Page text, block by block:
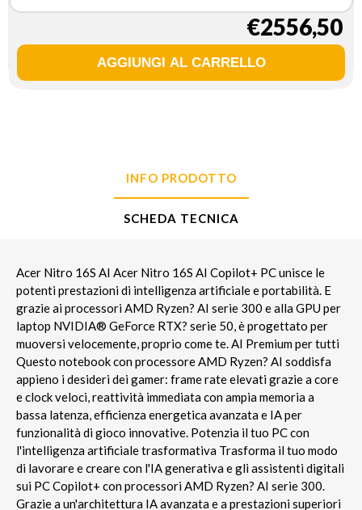
€2556,50
INFO PRODOTTO
SCHEDA TECNICA
Acer Nitro 16S AI Acer Nitro 16S AI Copilot+ PC unisce le
potenti prestazioni di intelligenza artificiale e portabilità. E
grazie ai processori AMD Ryzen? AI serie 300 e alla GPU per
laptop NVIDIA® GeForce RTX? serie 50, è progettato per
muoversi velocemente, proprio come te. AI Premium per tutti
Questo notebook con processore AMD Ryzen? AI soddisfa
appieno i desideri dei gamer: frame rate elevati grazie a core
e clock veloci, reattività immediata con ampia memoria a
bassa latenza, efficienza energetica avanzata e IA per
funzionalità di gioco innovative. Potenzia il tuo PC con
l'intelligenza artificiale trasformativa Trasforma il tuo modo
di lavorare e creare con l'IA generativa e gli assistenti digitali
sui PC Copilot+ con processori AMD Ryzen? AI serie 300.
Grazie a un'architettura IA avanzata e a prestazioni superiori